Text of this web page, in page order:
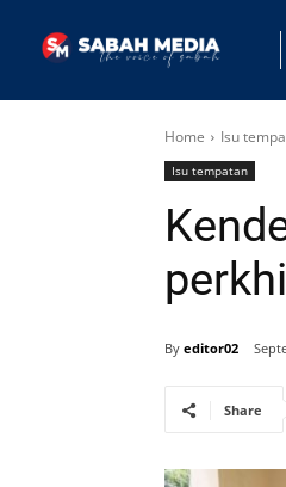
Home Isu
Isu tempatan
By editor02
Share